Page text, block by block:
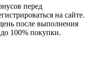
перед
на сайте.
после выполнения
100% покупки.